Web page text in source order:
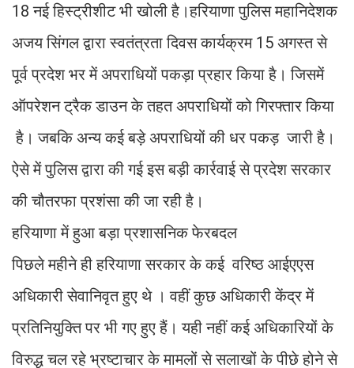
18 नई हिस्ट्रीशीट भी खोली है।हरियाणा पुलिस महानिदेशक
अजय सिंगल द्वारा स्वतंत्रता दिवस कार्यक्रम 15 अगस्त से
पूर्व प्रदेश भर में अपराधियों पकड़ा प्रहार किया है। जिसमें
ऑपरेशन ट्रैक डाउन के तहत अपराधियों को गिरफ्तार किया
है। जबकि अन्य कई बड़े अपराधियों की धर पकड़ जारी है।
ऐसे में पुलिस द्वारा की गई इस बड़ी कार्रवाई से प्रदेश सरकार
की चौतरफा प्रशंसा की जा रही है।
हरियाणा में हुआ बड़ा प्रशासनिक फेरबदल
पिछले महीने ही हरियाणा सरकार के कई वरिष्ठ आईएएस
अधिकारी सेवानिवृत हुए थे । वहीं कुछ अधिकारी केंद्र में
प्रतिनियुक्ति पर भी गए हुए हैं। यही नहीं कई अधिकारियों के
विरुद्ध चल रहे भ्रष्टाचार के मामलों से सलाखों के पीछे होने से